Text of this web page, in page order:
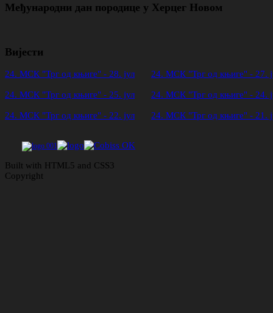
Међународни дан породице у Херцег Новом
Вијести
24. МСК "Трг од књиге" - 28. јул 24. МСК "Трг од књиге" - 27.
24. МСК "Трг од књиге" - 25. јул 24. МСК "Трг од књиге" - 24.
24. МСК "Трг од књиге" - 22. јул 24. МСК "Трг од књиге" - 21.
Built with HTML5 and CSS3
Copyright